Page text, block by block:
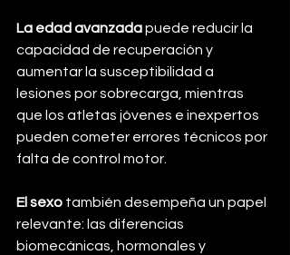
La edad avanzada puede reducir la
capacidad de recuperación y
aumentar la susceptibilidad a
lesiones por sobrecarga, mientras
que los atletas jóvenes e inexpertos
pueden cometer errores técnicos por
falta de control motor.
El sexo también desempeña un papel
relevante: las diferencias
biomecánicas, hormonales y